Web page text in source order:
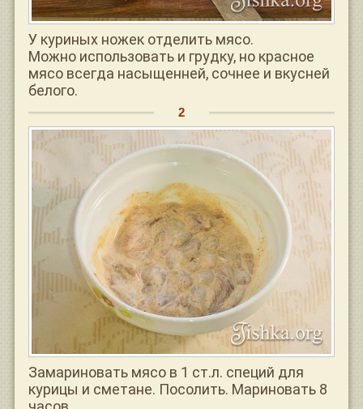
У куриных ножек отделить мясо.
Можно использовать и грудку, но красное
мясо всегда насыщенней, сочнее и вкусней
белого.
Замариновать мясо в 1 ст.л. специй для
курицы и сметане. Посолить. Мариновать 8